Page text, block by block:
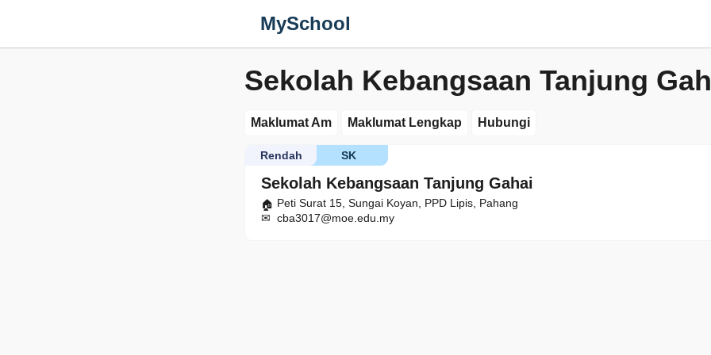
MySchool
Sekolah Kebangsaan Tanjung
Maklumat Am Maklumat Lengkap Hubungi
Sekolah Kebangsaan Tanjung Gahai
SK
Rendah
Peti Surat 15, Sungai Koyan, PPD Lipis, Pahang
cba3017@moe.edu.my